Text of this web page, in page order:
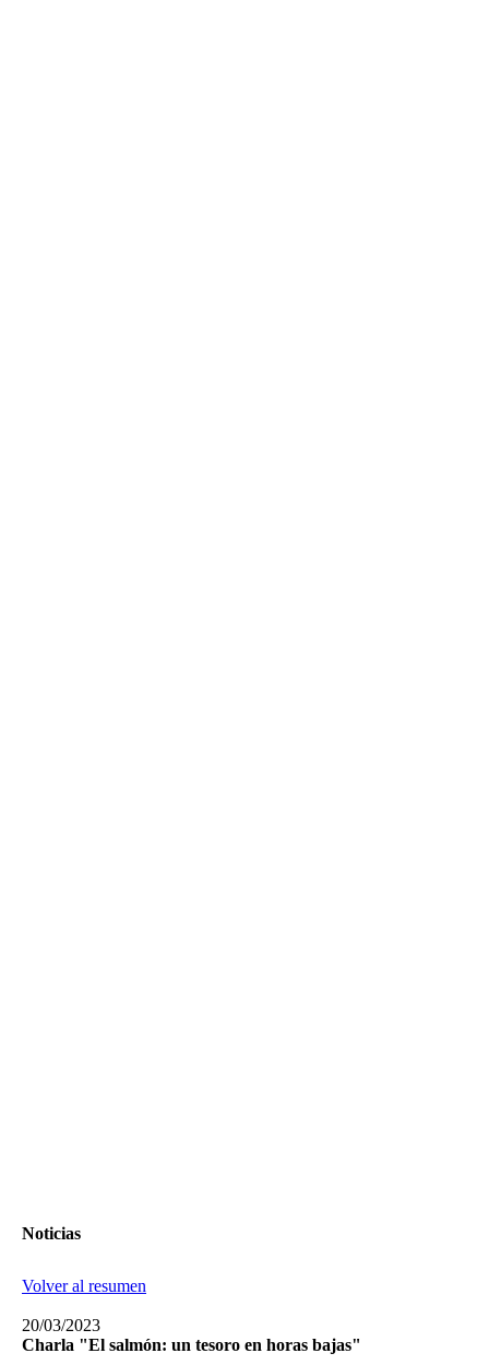
Noticias
Volver al resumen
20/03/2023
Charla "El salmón: un tesoro en horas bajas"